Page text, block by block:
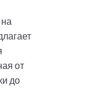
от
до